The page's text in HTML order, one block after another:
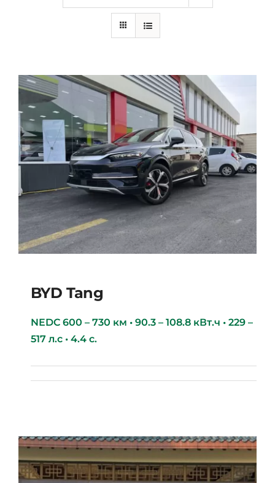
BYD Tang
NEDC 600 – 730 км • 90.3 – 108.8 кВт.ч • 229 –
517 л.с • 4.4 с.